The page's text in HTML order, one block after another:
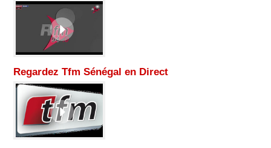
Regardez Tfm Sénégal en Direct